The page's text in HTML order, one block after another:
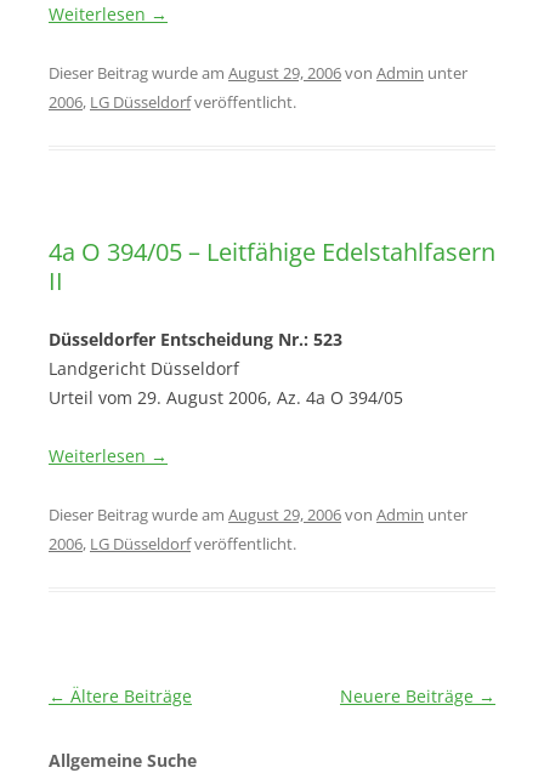
Weiterlesen →
Dieser Beitrag wurde am August 29, 2006von Admin unter
2006, LG Düsseldorfveröffentlicht.
4a O 394/05 – Leitfähige Edelstahlfasern
II
Düsseldorfer Entscheidung Nr.: 523
Landgericht Düsseldorf
Urteil vom 29. August 2006, Az. 4a O 394/05
Weiterlesen →
Dieser Beitrag wurde am August 29, 2006von Admin unter
2006, LG Düsseldorfveröffentlicht.
Beitragsnavigation
← Ältere Beiträge Neuere Beiträge →
Allgemeine Suche